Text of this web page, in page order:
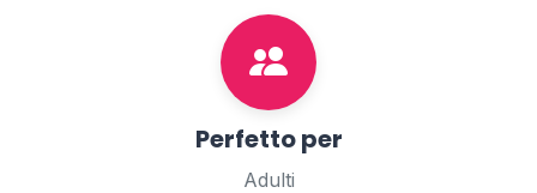
Perfetto per
Adulti